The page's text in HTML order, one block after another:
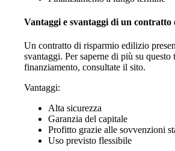
Vantaggi e svantaggi di un contratto
Un contratto di risparmio edilizio
svantaggi. Per saperne di più su questo
finanziamento, consultate il sito.
Vantaggi:
Alta sicurezza
Garanzia del capitale
Profitto grazie alle sovvenzioni
Uso previsto flessibile